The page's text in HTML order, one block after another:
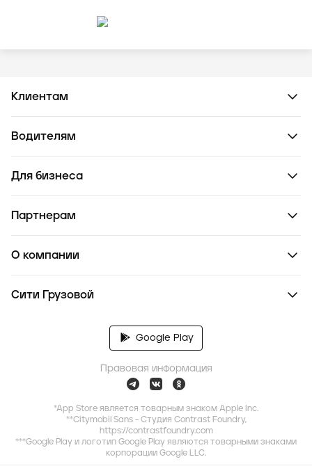
Клиентам
Водителям
Для бизнеса
Партнерам
О компании
Сити Грузовой
Google Play
Правовая информация
*App Store является товарным знаком Apple Inc.
**Citymobil Sans - Студия Contrast Foundry,
https://contrastfoundry.com
***Google Play и логотип Google Play являются товарными знаками
корпорации Google LLC.